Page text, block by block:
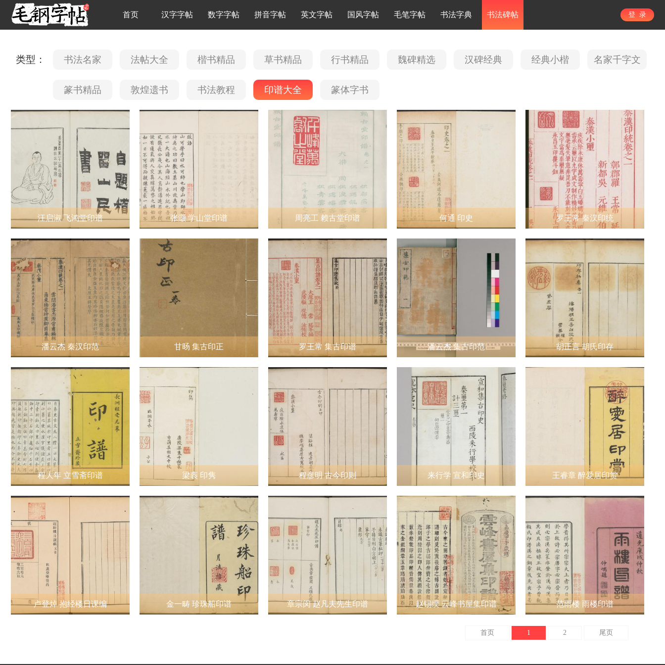
首页 汉字字帖 数字字帖 拼音字帖 英文字帖 国风字帖 毛笔字帖 书法字典 书法碑帖 登 录
类型： 书法名家 法帖大全 楷书精品 草书精品 行书精品 魏碑精选 汉碑经典 经典小楷 名家千字文
篆书精品 敦煌遗书 书法教程 印谱大全 篆体字书
汪启淑 飞鸿堂印谱 张灏 学山堂印谱 周亮工 赖古堂印谱 何通 印史 罗王常 秦汉印统
潘云杰 秦汉印范 甘旸 集古印正 罗王常 集古印谱 潘云杰 集古印范 胡正言 胡氏印存
程大年 立雪斋印谱 梁袠 印隽 程彦明 古今印则 来行学 宣和印史 王睿章 醉爱居印赏
卢登焯 抱经楼日课编 金一畴 珍珠船印谱 章宗闵 赵凡夫先生印谱 赵锡绶 云峰书屋集印谱 范雨楼 雨楼印谱
首页 1 2 尾页